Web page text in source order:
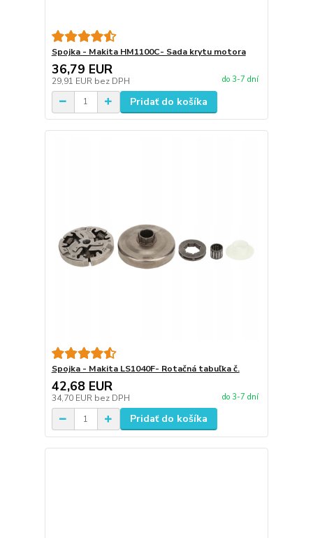
Spojka - Makita HM1100C- Sada krytu motora
36,79 EUR
29,91 EUR bez DPH do 3-7 dní
Pridať do košíka
Spojka - Makita LS1040F- Rotačná tabuľka č.
42,68 EUR
34,70 EUR bez DPH do 3-7 dní
Pridať do košíka